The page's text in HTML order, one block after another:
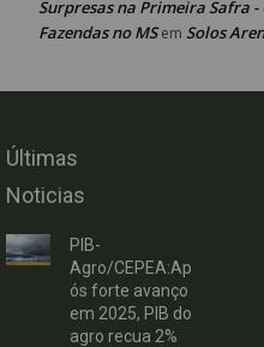
Surpresas na Primeira Safra
Fazendas no MSem Solos
Últimas
Noticias
PIB-
Agro/CEPEA:Ap
ós forte avanço
em 2025, PIB do
agro recua 2%